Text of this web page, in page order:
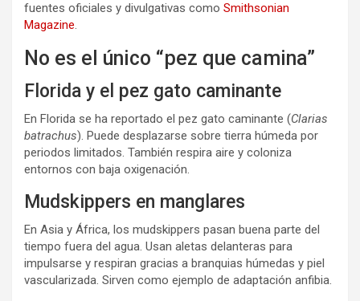
fuentes oficiales y divulgativas como Smithsonian
Magazine.
No es el único “pez que camina”
Florida y el pez gato caminante
En Florida se ha reportado el pez gato caminante (Clarias
batrachus). Puede desplazarse sobre tierra húmeda por
periodos limitados. También respira aire y coloniza
entornos con baja oxigenación.
Mudskippers en manglares
En Asia y África, los mudskippers pasan buena parte del
tiempo fuera del agua. Usan aletas delanteras para
impulsarse y respiran gracias a branquias húmedas y piel
vascularizada. Sirven como ejemplo de adaptación anfibia.